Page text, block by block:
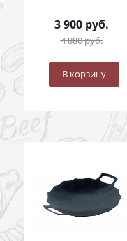
3 900руб.
4 880руб.
В корзину